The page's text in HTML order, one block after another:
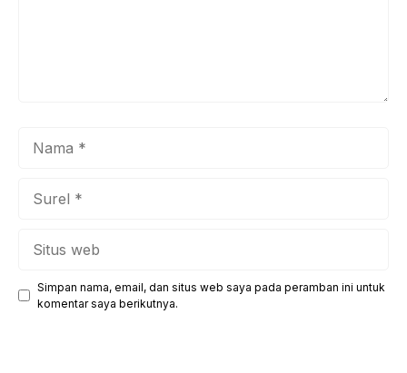
Simpan nama, email, dan situs web saya pada peramban ini untuk
komentar saya berikutnya.